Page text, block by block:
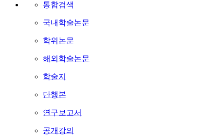
통합검색
국내학술논문
학위논문
해외학술논문
학술지
단행본
연구보고서
공개강의